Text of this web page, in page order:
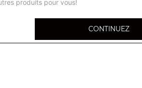
produits pour vous!
CONTINUEZ